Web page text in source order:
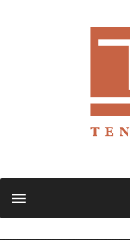
content